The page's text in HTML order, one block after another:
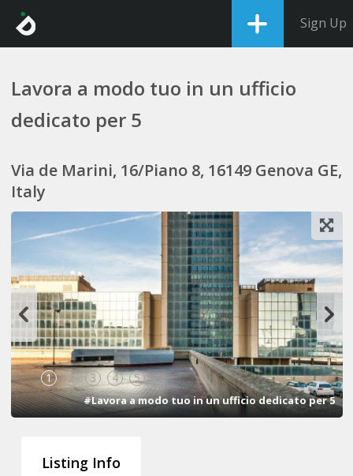
Sign Up
Lavora a modo tuo in un ufficio
dedicato per 5
Via de Marini, 16/Piano 8, 16149 Genova GE,
Italy
1 2 3 4 5
#Lavora a modo tuo in un ufficio dedicato per 5
Listing Info